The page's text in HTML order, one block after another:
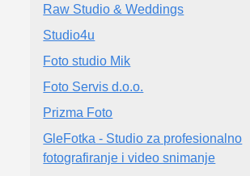
Raw Studio & Weddings
Studio4u
Foto studio Mik
Foto Servis d.o.o.
Prizma Foto
GleFotka - Studio za profesionalno
fotografiranje i video snimanje